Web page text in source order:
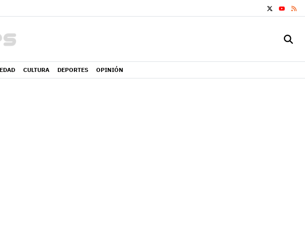
YOUTUBE
CULTURA DEPORTES OPINIÓN